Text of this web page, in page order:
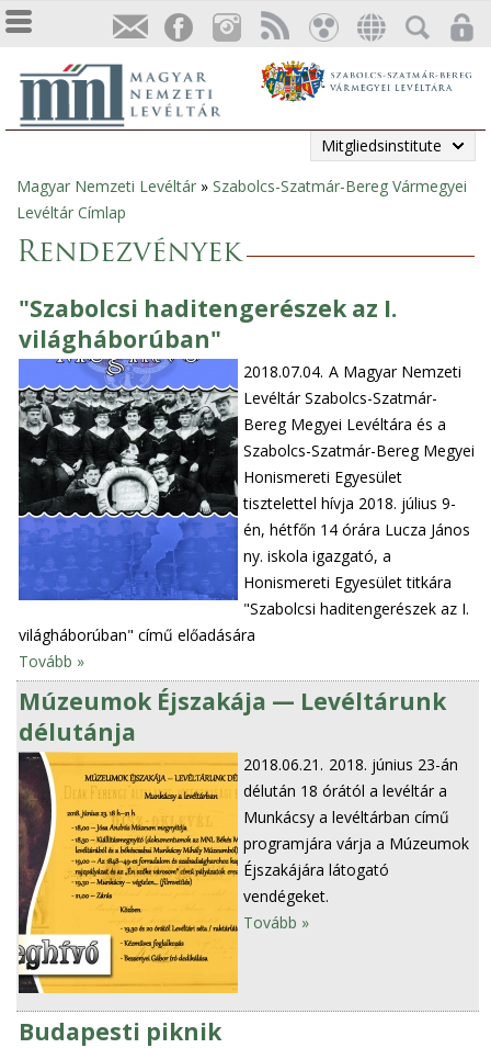
Mitgliedsinstitute
Sie
sind
Magyar Nemzeti Levéltár » Szabolcs-Szatmár-Bereg Vármegyei
Levéltár Címlap
Rendezvények
"Szabolcsi haditengerészek az I.
világháborúban"
2018.07.04. A Magyar Nemzeti
Levéltár Szabolcs-Szatmár-
Bereg Megyei Levéltára és a
Szabolcs-Szatmár-Bereg Megyei
Honismereti Egyesület
tisztelettel hívja 2018. július 9-
én, hétfőn 14 órára Lucza János
ny. iskola igazgató, a
Honismereti Egyesület titkára
"Szabolcsi haditengerészek az I.
világháborúban" című előadására
Tovább »
Múzeumok Éjszakája — Levéltárunk
délutánja
2018.06.21. 2018. június 23-án
délután 18 órától a levéltár a
Munkácsy a levéltárban című
programjára várja a Múzeumok
Éjszakájára látogató
vendégeket.
Tovább »
Budapesti piknik